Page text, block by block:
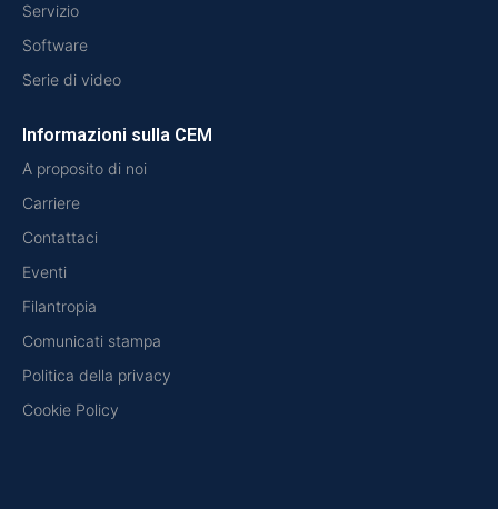
Servizio
Software
Serie di video
Informazioni sulla CEM
A proposito di noi
Carriere
Contattaci
Eventi
Filantropia
Comunicati stampa
Politica della privacy
Cookie Policy